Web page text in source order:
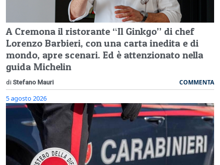
A Cremona il ristorante “Il Ginkgo” di chef
Lorenzo Barbieri, con una carta inedita e di
mondo, apre scenari. Ed è attenzionato nella
guida Michelin
di Stefano Mauri COMMENTA
5 agosto 2026